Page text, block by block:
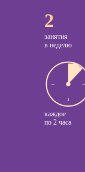
2
занятия
в неделю
каждое
по 2 часа